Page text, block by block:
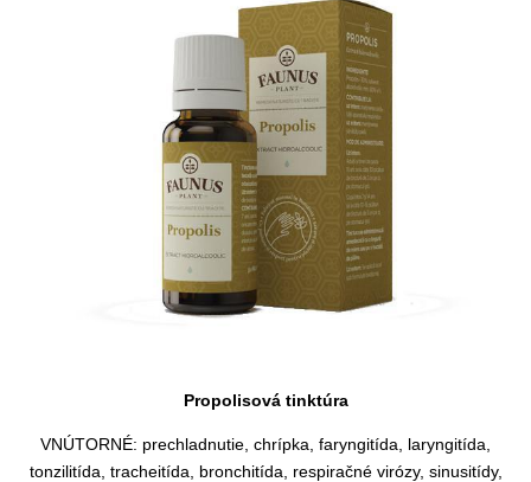
Propolisová tinktúra
VNÚTORNÉ: prechladnutie, chrípka, faryngitída, laryngitída,
tonzilitída, tracheitída, bronchitída, respiračné virózy, sinusitídy,